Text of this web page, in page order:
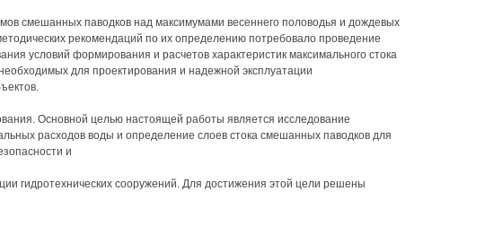
смешанных паводков над максимумами весеннего половодья и дождевых
рекомендаций по их определению потребовало проведение
условий формирования и расчетов характеристик максимального стока
для проектирования и надежной эксплуатации
Основной целью настоящей работы является исследование
расходов воды и определение слоев стока смешанных паводков для
и
гидротехнических сооружений. Для достижения этой цели решены